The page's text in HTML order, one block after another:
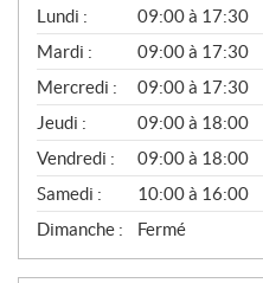
G
É
N
É
R
A
L
Lundi :
09:00 à 17:30
Mardi :
09:00 à 17:30
Mercredi :
09:00 à 17:30
Jeudi :
09:00 à 18:00
Vendredi :
09:00 à 18:00
Samedi :
10:00 à 16:00
Dimanche :
Fermé